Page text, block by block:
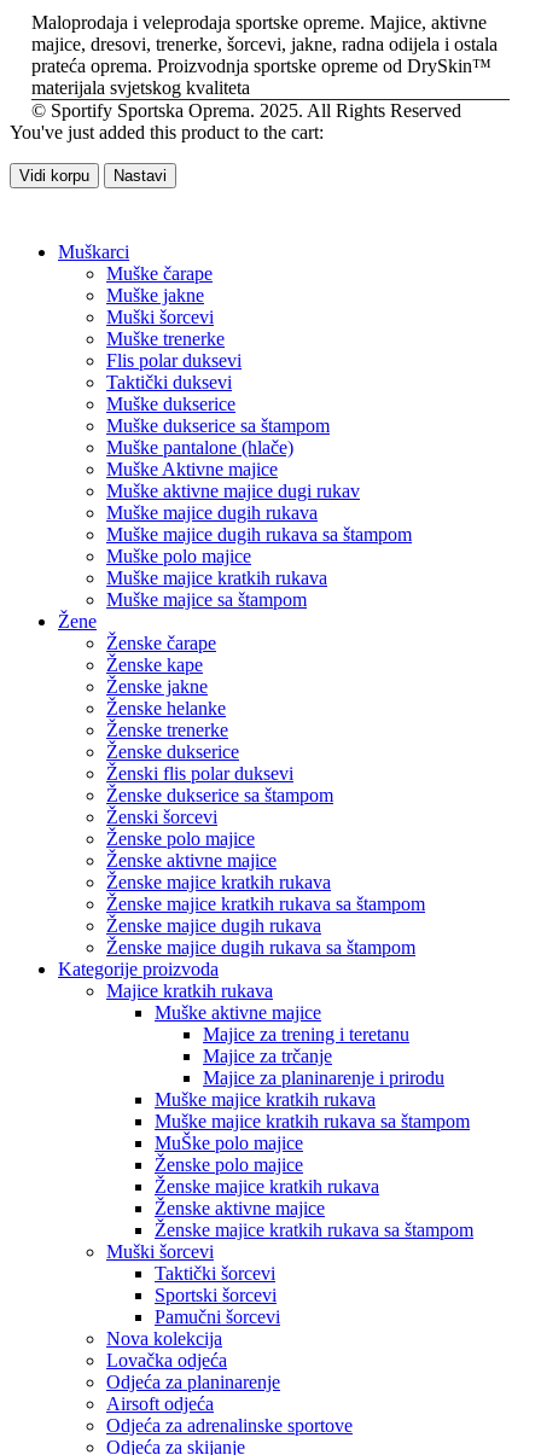
Maloprodaja i veleprodaja sportske opreme. Majice, aktivne
majice, dresovi, trenerke, šorcevi, jakne, radna odijela i ostala
prateća oprema. Proizvodnja sportske opreme od DrySkin™
materijala svjetskog kvaliteta
© Sportify Sportska Oprema. 2025. All Rights Reserved
You've just added this product to the cart:
Vidi korpu Nastavi
Muškarci
Muške čarape
Muške jakne
Muški šorcevi
Muške trenerke
Flis polar duksevi
Taktički duksevi
Muške dukserice
Muške dukserice sa štampom
Muške pantalone (hlače)
Muške Aktivne majice
Muške aktivne majice dugi rukav
Muške majice dugih rukava
Muške majice dugih rukava sa štampom
Muške polo majice
Muške majice kratkih rukava
Muške majice sa štampom
Žene
Ženske čarape
Ženske kape
Ženske jakne
Ženske helanke
Ženske trenerke
Ženske dukserice
Ženski flis polar duksevi
Ženske dukserice sa štampom
Ženski šorcevi
Ženske polo majice
Ženske aktivne majice
Ženske majice kratkih rukava
Ženske majice kratkih rukava sa štampom
Ženske majice dugih rukava
Ženske majice dugih rukava sa štampom
Kategorije proizvoda
Majice kratkih rukava
Muške aktivne majice
Majice za trening i teretanu
Majice za trčanje
Majice za planinarenje i prirodu
Muške majice kratkih rukava
Muške majice kratkih rukava sa štampom
MuŠke polo majice
Ženske polo majice
Ženske majice kratkih rukava
Ženske aktivne majice
Ženske majice kratkih rukava sa štampom
Muški šorcevi
Taktički šorcevi
Sportski šorcevi
Pamučni šorcevi
Nova kolekcija
Lovačka odjeća
Odjeća za planinarenje
Airsoft odjeća
Odjeća za adrenalinske sportove
Odjeća za skijanje